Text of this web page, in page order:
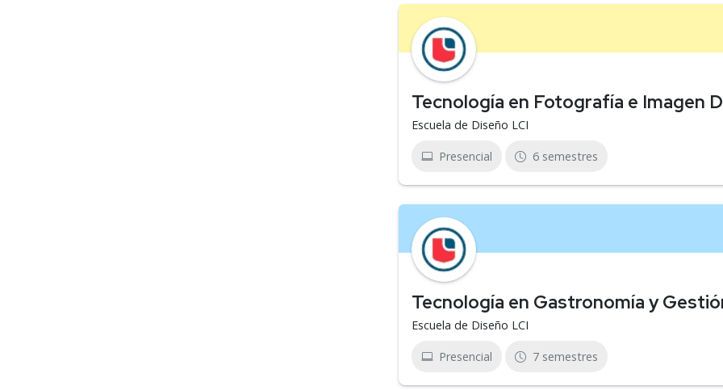
Tecnología en Fotografía e Imagen
Escuela de Diseño LCI
Presencial 6 semestres
Tecnología en Gastronomía y
Escuela de Diseño LCI
Presencial 7 semestres